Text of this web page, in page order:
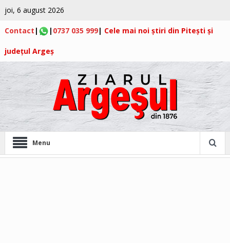
joi, 6 august 2026
Contact | | 0737 035 999| Cele mai noi știri din Pitești și
județul Argeș
Menu